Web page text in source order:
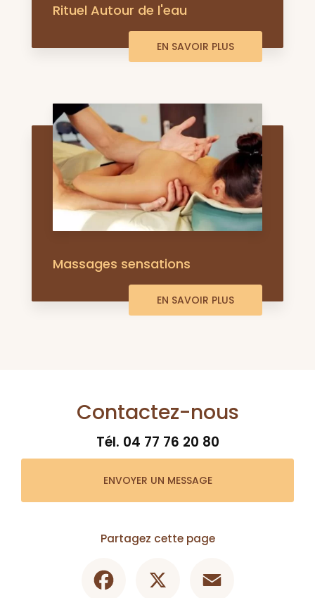
Rituel Autour de l'eau
EN SAVOIR PLUS
Massages sensations
EN SAVOIR PLUS
Contactez-nous
Tél. 04 77 76 20 80
ENVOYER UN MESSAGE
Partagez cette page